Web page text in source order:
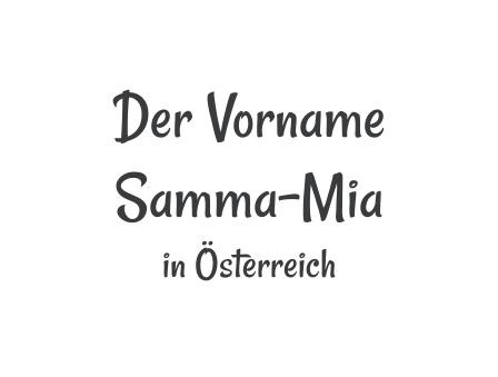
Der Vorname
Samma-Mia
in Österreich